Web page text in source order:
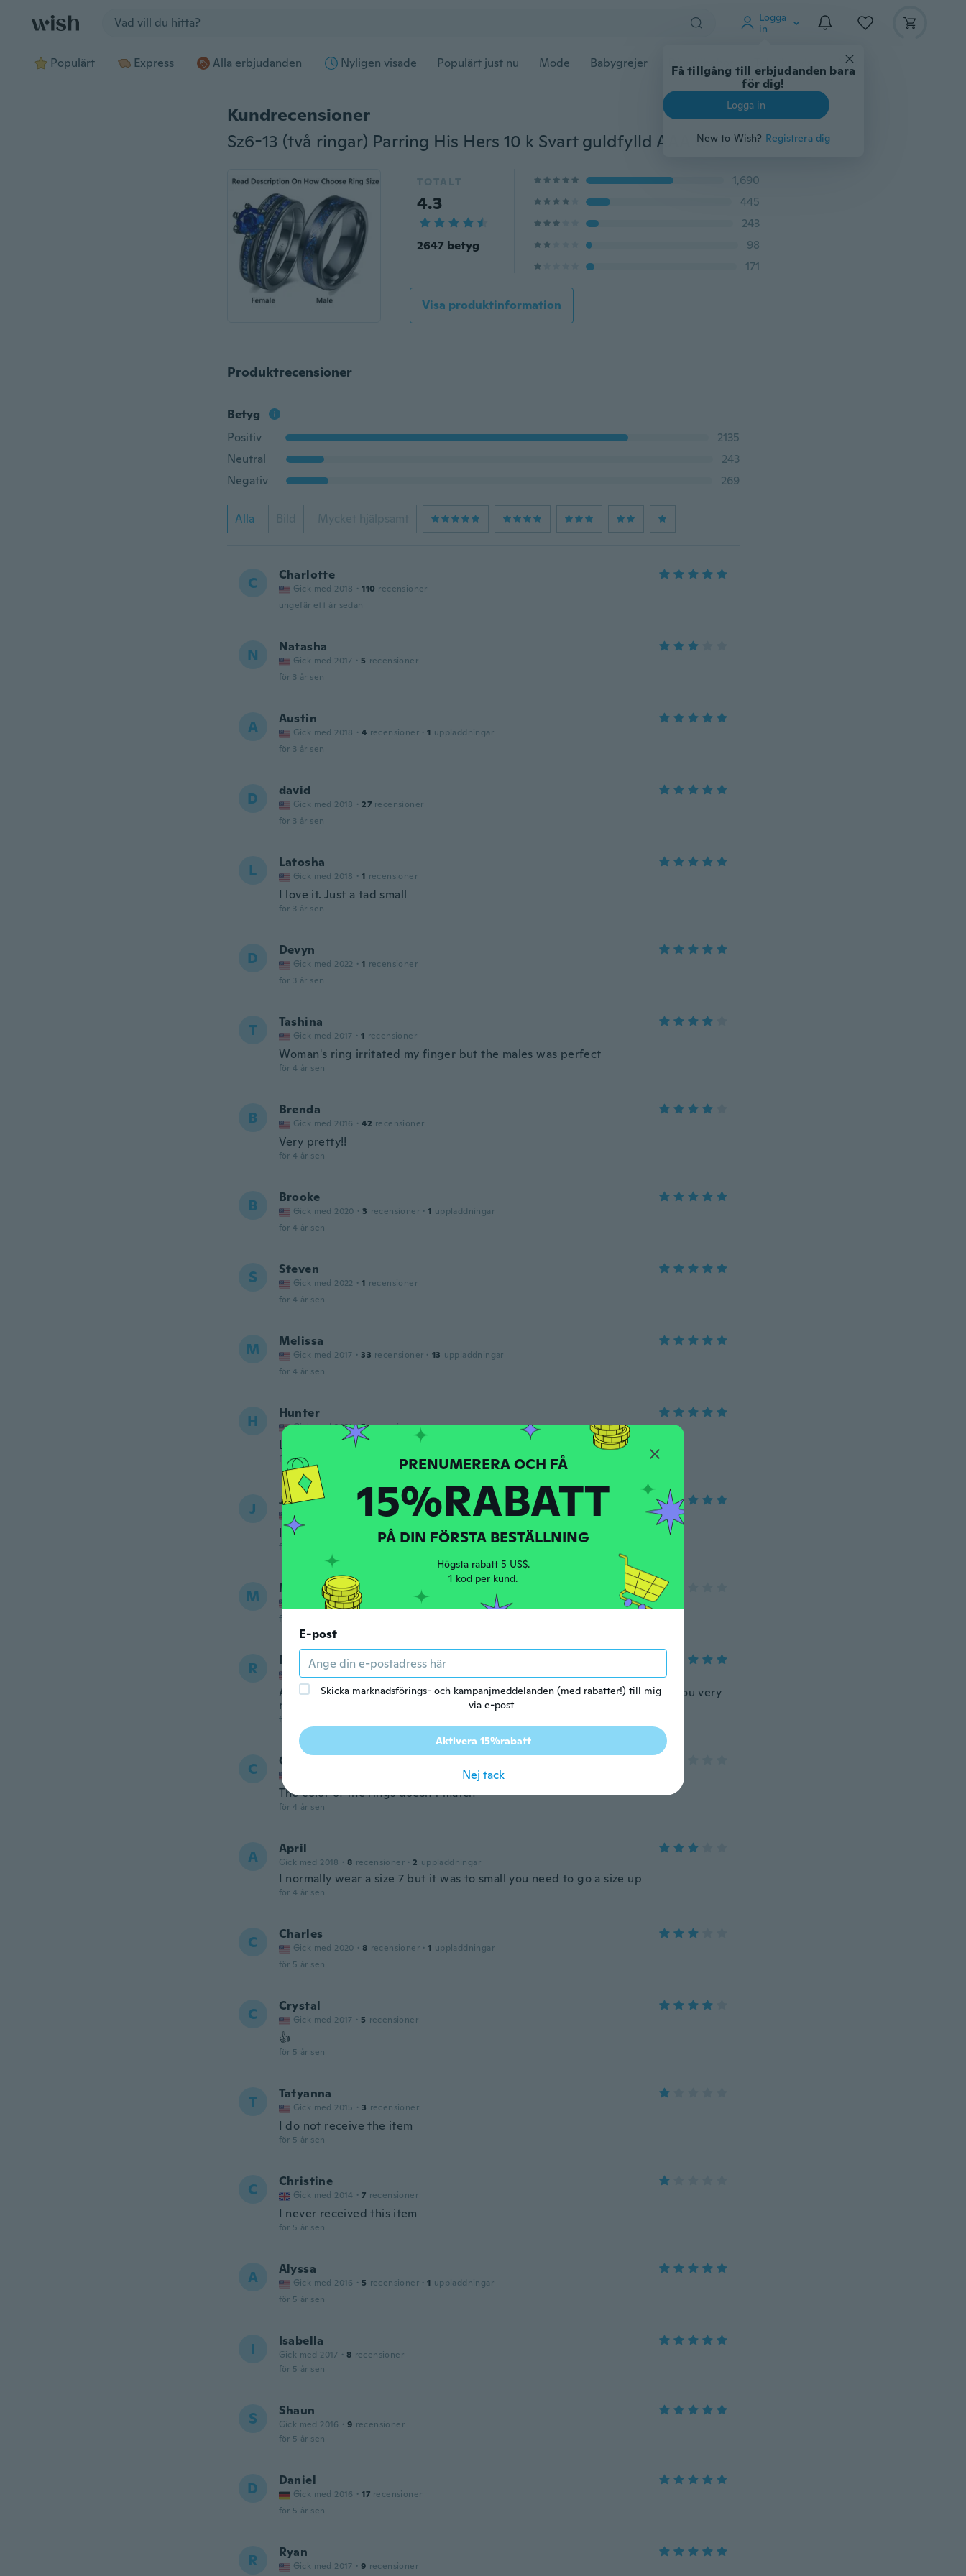
Logga
in
Få tillgång till erbjudanden bara
för dig!
Logga in
New to Wish? Registrera dig
Populärt Express Alla erbjudanden Nyligen visade Populärt just nu Mode Babygrejer Djurtillbehör Teknikprylar Mer
Kundrecensioner
Sz6-13 (två ringar) Parring His Hers 10 k Svart guldfylld AAA Cz 316L rostfritt stål Smycken Set Love Gift
TOTALT
4.3
2647 betyg
1,690
445
243
98
171
Visa produktinformation
Produktrecensioner
Betyg
Positiv
2135
Neutral
243
Negativ
269
Alla Bild Mycket hjälpsamt
C Charlotte
Gick med 2018 · 110 recensioner
ungefär ett år sedan
N Natasha
Gick med 2017 · 5 recensioner
för 3 år sen
A Austin
Gick med 2018 · 4 recensioner · 1 uppladdningar
för 3 år sen
D david
Gick med 2018 · 27 recensioner
för 3 år sen
L Latosha
Gick med 2018 · 1 recensioner
I love it. Just a tad small
för 3 år sen
D Devyn
Gick med 2022 · 1 recensioner
för 3 år sen
T Tashina
Gick med 2017 · 1 recensioner
Woman's ring irritated my finger but the males was perfect
för 4 år sen
B Brenda
Gick med 2016 · 42 recensioner
Very pretty!!
för 4 år sen
B Brooke
Gick med 2020 · 3 recensioner · 1 uppladdningar
för 4 år sen
S Steven
Gick med 2022 · 1 recensioner
för 4 år sen
M Melissa
Gick med 2017 · 33 recensioner · 13 uppladdningar
för 4 år sen
H Hunter
Gick med 2021 · 5 recensioner
Love them
för 4 år sen
J Joseph
Gick med 2021 5 recensioner
Its a good ring
för 4 år sen
M Maryann
Gick med 2021 · 1
för 4 år sen
R Robert
Gick med 2020
Awesome!!!! Even better than what I thought my wife loves them!! Thank you very
much!!!
för 4 år sen
C Cassandra
uppladdningar
The color of the rings doesn’t match
för 4 år sen
A April
Gick med 2018 · 8 recensioner · 2 uppladdningar
I normally wear a size 7 but it was to small you need to go a size up
för 4 år sen
C Charles
Gick med 2020 · 8 recensioner · 1 uppladdningar
för 5 år sen
C Crystal
Gick med 2017 · 5 recensioner
👍
för 5 år sen
T Tatyanna
Gick med 2015 · 3 recensioner
I do not receive the item
för 5 år sen
C Christine
Gick med 2014 · 7 recensioner
I never received this item
för 5 år sen
A Alyssa
Gick med 2016 · 5 recensioner · 1 uppladdningar
för 5 år sen
I Isabella
Gick med 2017 · 8 recensioner
för 5 år sen
S Shaun
Gick med 2016 · 9 recensioner
för 5 år sen
D Daniel
Gick med 2016 · 17 recensioner
för 5 år sen
R Ryan
Gick med 2017 · 9 recensioner
PRENUMERERA OCH FÅ
15%RABATT
PÅ DIN FÖRSTA BESTÄLLNING
Högsta rabatt 5 US$.
1 kod per kund.
E-post
Skicka marknadsförings- och kampanjmeddelanden (med rabatter!) till mig
via e-post
Aktivera 15%rabatt
Nej tack